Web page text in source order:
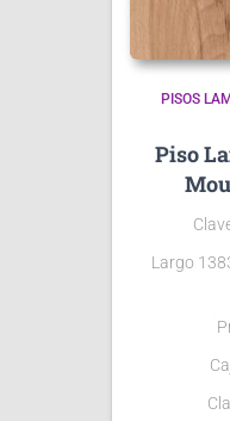
PISOS
Piso
Largo